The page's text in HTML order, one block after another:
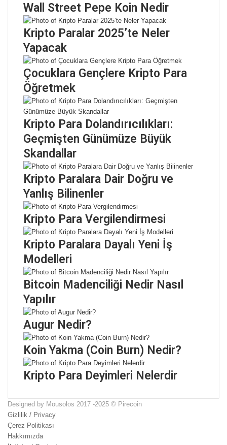
Wall Street Pepe Koin Nedir
Kripto Paralar 2025’te Neler
Yapacak
Çocuklara Gençlere Kripto Para
Öğretmek
Kripto Para Dolandırıcılıkları:
Geçmişten Günümüze Büyük
Skandallar
Kripto Paralara Dair Doğru ve
Yanlış Bilinenler
Kripto Para Vergilendirmesi
Kripto Paralara Dayalı Yeni İş
Modelleri
Bitcoin Madenciliği Nedir Nasıl
Yapılır
Augur Nedir?
Koin Yakma (Coin Burn) Nedir?
Kripto Para Deyimleri Nelerdir
Designed by Mousolos 2017 -2025 © Pirecoin
Gizlilik / Privacy
Çerez Politikası
Hakkımızda